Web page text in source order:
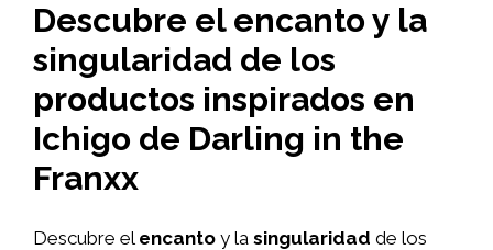
Descubre el encanto y la
singularidad de los
productos inspirados en
Ichigo de Darling in the
Franxx
Descubre el encanto y la singularidad de los